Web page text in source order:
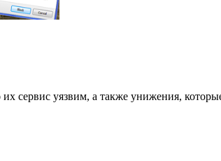
сервис уязвим, а также унижения,